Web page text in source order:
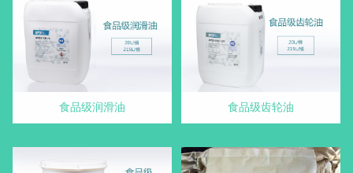
食品级润滑油 食品级齿轮油